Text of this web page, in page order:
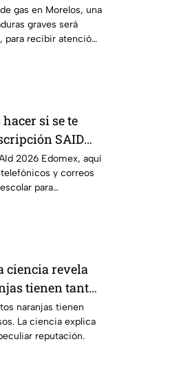
de gas en
gas en Morelos, una
graves será
para recibir atención
hacer si se te
SAID
2026 Edomex, aquí
y correos
para
ciencia revela
tienen tanta
naranjas tienen
La ciencia explica
reputación.